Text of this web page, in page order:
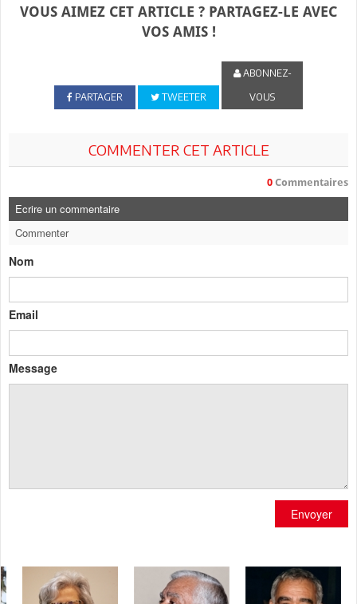
VOUS AIMEZ CET ARTICLE ? PARTAGEZ-LE AVEC
VOS AMIS !
PARTAGER TWEETER
ABONNEZ-
VOUS
COMMENTER CET ARTICLE
0 Commentaires
Ecrire un commentaire
Commenter
Nom
Email
Message
Envoyer